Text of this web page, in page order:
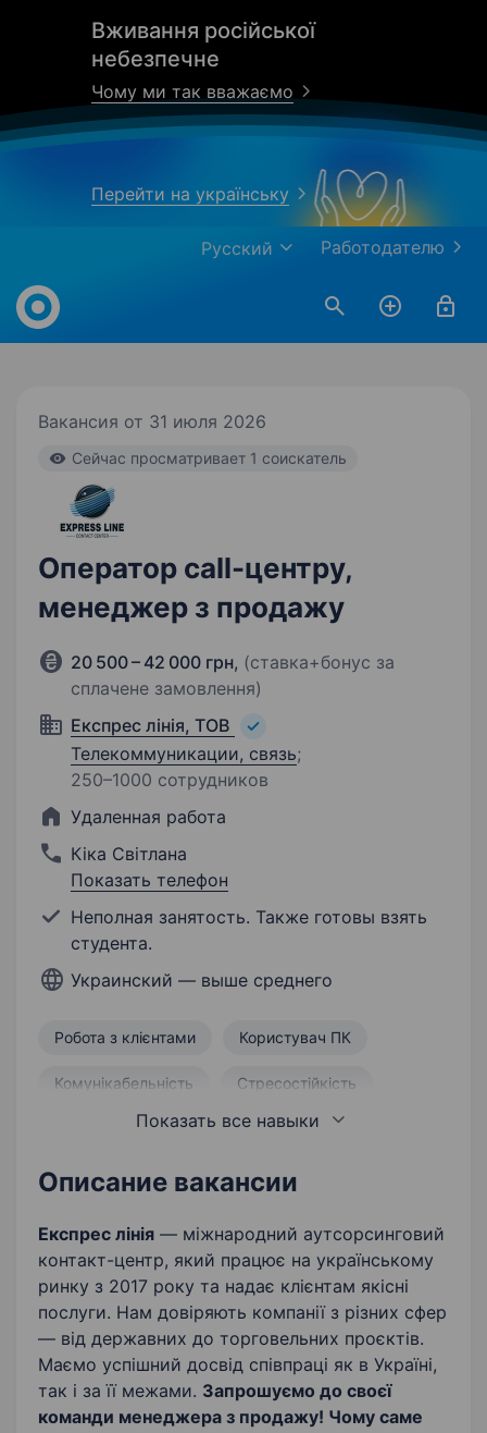
Вживання російської
небезпечне
Чому ми так вважаємо
Перейти на українську
Работодателю
Русский
Work.ua
Вакансия от 31 июля 2026
Cейчас просматривает 1 соискатель
Оператор call-центру,
менеджер з продажу
20 500 – 42 000 грн, (ставка+бонус за
сплачене замовлення)
Експрес лінія, ТОВ
Телекоммуникации, связь;
250–1000 сотрудников
Удаленная работа
Кіка Світлана
Показать телефон
Неполная занятость. Также готовы взять
студента.
Украинский — выше среднего
Робота з клієнтами Користувач ПК
Комунікабельність Стресостійкість
Уміння працювати в режимі багатозадачності
Здатність до навчання Відповідальність
Робота із запереченнями Вмотивованість
Орієнтація на результат
Показать все навыки
Описание вакансии
Експрес лінія — міжнародний аутсорсинговий
контакт-центр, який працює на українському
ринку з 2017 року та надає клієнтам якісні
послуги. Нам довіряють компанії з різних сфер
— від державних до торговельних проєктів.
Маємо успішний досвід співпраці як в Україні,
так і за її межами. Запрошуємо до своєї
команди менеджера з продажу! Чому саме